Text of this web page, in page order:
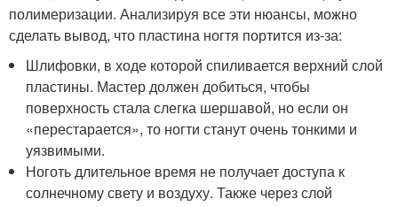
полимеризации. Анализируя все эти нюансы, можно
сделать вывод, что пластина ногтя портится из-за:
Шлифовки, в ходе которой спиливается верхний слой
пластины. Мастер должен добиться, чтобы
поверхность стала слегка шершавой, но если он
«перестарается», то ногти станут очень тонкими и
уязвимыми.
Ноготь длительное время не получает доступа к
солнечному свету и воздуху. Также через слой